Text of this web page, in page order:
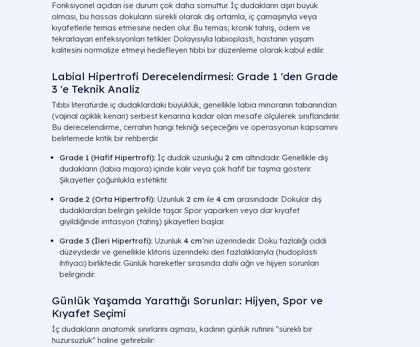
Fonksiyonel açıdan ise durum çok daha somuttur. İç dudakların aşırı büyük
olması, bu hassas dokuların sürekli olarak dış ortamla, iç çamaşırıyla veya
kıyafetlerle temas etmesine neden olur. Bu temas; kronik tahriş, ödem ve
tekrarlayan enfeksiyonları tetikler. Dolayısıyla labioplasti, hastanın yaşam
kalitesini normalize etmeyi hedefleyen tıbbi bir düzenleme olarak kabul edilir.
Labial Hipertrofi Derecelendirmesi: Grade 1 'den Grade
3 'e Teknik Analiz
Tıbbi literatürde iç dudaklardaki büyüklük, genellikle labia minoranın tabanından
(vajinal açıklık kenarı) serbest kenarına kadar olan mesafe ölçülerek sınıflandırılır.
Bu derecelendirme, cerrahın hangi tekniği seçeceğini ve operasyonun kapsamını
belirlemede kritik bir rehberdir.
Grade 1 (Hafif Hipertrofi): İç dudak uzunluğu 2 cm altındadır. Genellikle dış
dudakların (labia majora) içinde kalır veya çok hafif bir taşma gösterir.
Şikayetler çoğunlukla estetiktir.
Grade 2 (Orta Hipertrofi): Uzunluk 2 cm ile 4 cm arasındadır. Dokular dış
dudaklardan belirgin şekilde taşar. Spor yaparken veya dar kıyafet
giyildiğinde irritasyon (tahriş) şikayetleri başlar.
Grade 3 (İleri Hipertrofi): Uzunluk 4 cm’nin üzerindedir. Doku fazlalığı ciddi
düzeydedir ve genellikle klitoris üzerindeki deri fazlalıklarıyla (hudoplasti
ihtiyacı) birliktedir. Günlük hareketler sırasında dahi ağrı ve hijyen sorunları
belirgindir.
Günlük Yaşamda Yarattığı Sorunlar: Hijyen, Spor ve
Kıyafet Seçimi
İç dudakların anatomik sınırlarını aşması, kadının günlük rutinini "sürekli bir
huzursuzluk" haline getirebilir: